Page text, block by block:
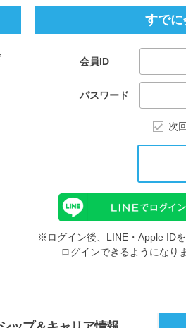
すで
会員ID
パスワード
次
※ログイン後、LINE・Apple ID
ログインできるようになり